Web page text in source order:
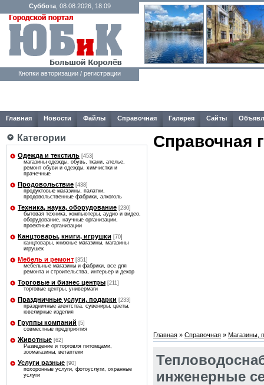
Суббота, 08.08.2026, 18:09
Кнопки авторизации / регистрации
Главная Новости Файлы Справочная Галерея Сайты
Категории
Одежда и текстиль [453]
магазины одежды, обувь, ткани, ателье,
ремонт обуви и одежды, химчистки и
прачечные
Продовольствие [438]
продуктовые магазины, палатки,
продовольственные фабрики, алкоголь
Техника, наука, оборудование [230]
бытовая техника, компьютеры, аудио и видео,
оборудование, научные организации,
проектные организации
Канцтовары, книги, игрушки [70]
канцтовары, книжные магазины, магазины
игрушек
Мебель и ремонт [351]
мебельные магазины и фабрики, все для
ремонта и строительства, интерьер и декор
Торговые и бизнес центры [211]
торговые центры, универмаги
Праздничные услуги, подарки [233]
праздничные агентства, сувениры, цветы,
ювелирные изделия
Группы компаний [5]
совместные предприятия
Животные [62]
Разведение и торговля питомцами,
зоомагазины, ветаптеки
Услуги разные [90]
похоронные услуги, фотоуслуги, охранные
услуги
Справочная
Главная » Справочная » Магазины,
инженерные